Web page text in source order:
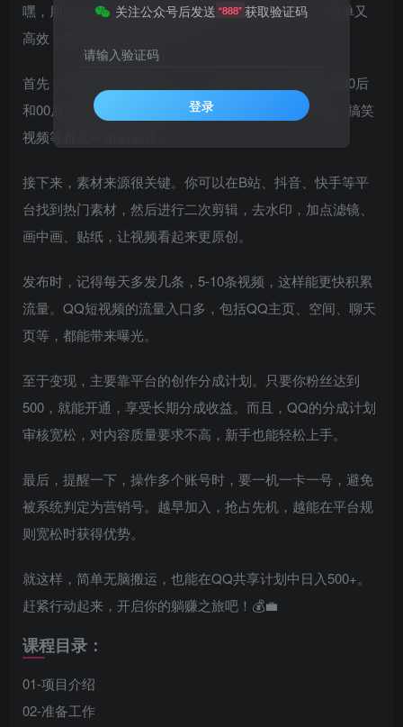
嘿，朋友们！今天来聊聊QQ共享计划的高级玩法，简单又
高效，能让你的账号日入500+。🚀
首先，得明确你的账号定位。QQ短视频主要吸引的是90后
和00后，所以内容要年轻化，比如游戏、美女、动漫、搞笑
视频等都是不错的选择。
接下来，素材来源很关键。你可以在B站、抖音、快手等平
台找到热门素材，然后进行二次剪辑，去水印，加点滤镜、
画中画、贴纸，让视频看起来更原创。
发布时，记得每天多发几条，5-10条视频，这样能更快积累
流量。QQ短视频的流量入口多，包括QQ主页、空间、聊天
页等，都能带来曝光。
至于变现，主要靠平台的创作分成计划。只要你粉丝达到
500，就能开通，享受长期分成收益。而且，QQ的分成计划
审核宽松，对内容质量要求不高，新手也能轻松上手。
最后，提醒一下，操作多个账号时，要一机一卡一号，避免
被系统判定为营销号。越早加入，抢占先机，越能在平台规
则宽松时获得优势。
就这样，简单无脑搬运，也能在QQ共享计划中日入500+。
赶紧行动起来，开启你的躺赚之旅吧！💰💼
课程目录：
01-项目介绍
02-准备工作
关注公众号后发送 “888” 获取验证码
请输入验证码
登录